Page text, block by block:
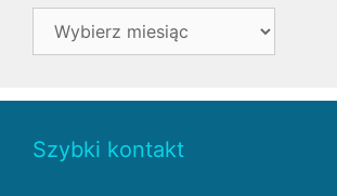
Archiwa
Szybki kontakt